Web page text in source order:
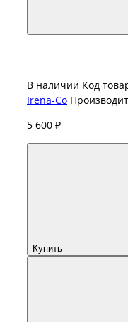
В наличии Код
Irena-Co
5 600 ₽
Купить